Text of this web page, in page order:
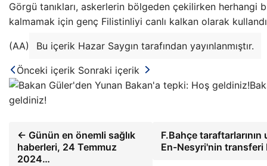
Görgü tanıkları, askerlerin bölgeden çekilirken herhangi
kalmamak için genç Filistinliyi canlı kalkan olarak
(AA) Bu içerik Hazar Saygın tarafından yayınlanmıştır.
Önceki içerik Sonraki içerik
geldiniz!
← Günün en önemli sağlık
haberleri, 24 Temmuz
2024…
F.Bahçe
En-Nesyri'nin transferi